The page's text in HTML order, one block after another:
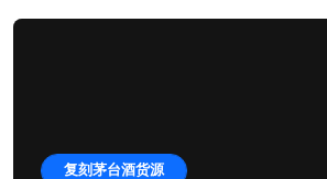
复刻茅台酒货源